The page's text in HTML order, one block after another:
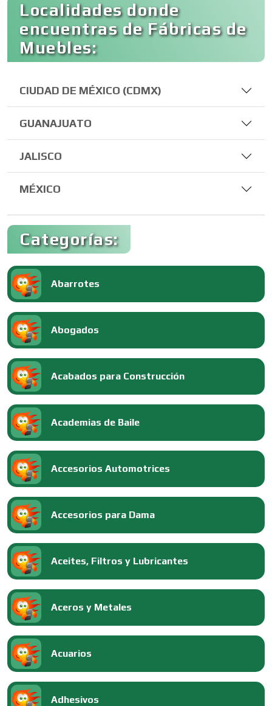
Localidades donde
encuentras de Fábricas de
Muebles:
CIUDAD DE MÉXICO (CDMX)
GUANAJUATO
JALISCO
MÉXICO
Categorías:
Abarrotes
Abogados
Acabados para Construcción
Academias de Baile
Accesorios Automotrices
Accesorios para Dama
Aceites, Filtros y Lubricantes
Aceros y Metales
Acuarios
Adhesivos